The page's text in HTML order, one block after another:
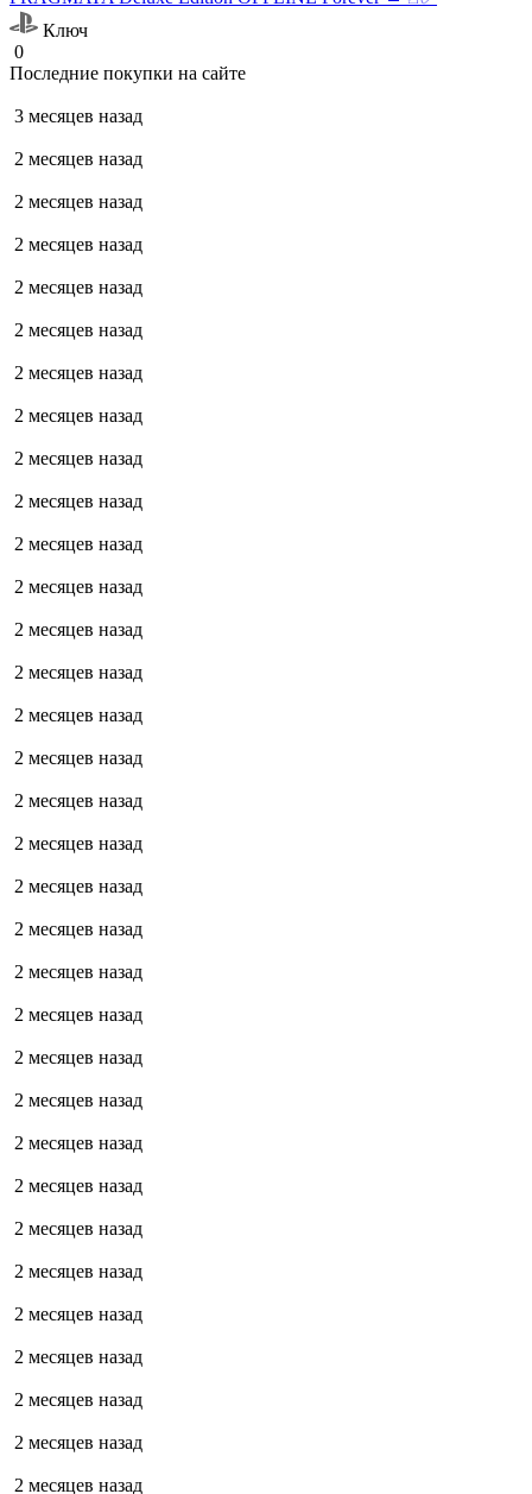
Ключ
0
Последние покупки на сайте
3 месяцев назад
2 месяцев назад
2 месяцев назад
2 месяцев назад
2 месяцев назад
2 месяцев назад
2 месяцев назад
2 месяцев назад
2 месяцев назад
2 месяцев назад
2 месяцев назад
2 месяцев назад
2 месяцев назад
2 месяцев назад
2 месяцев назад
2 месяцев назад
2 месяцев назад
2 месяцев назад
2 месяцев назад
2 месяцев назад
2 месяцев назад
2 месяцев назад
2 месяцев назад
2 месяцев назад
2 месяцев назад
2 месяцев назад
2 месяцев назад
2 месяцев назад
2 месяцев назад
2 месяцев назад
2 месяцев назад
2 месяцев назад
2 месяцев назад